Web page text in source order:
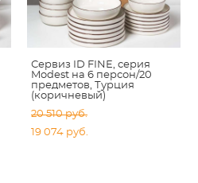
Сервиз ID FINE, серия
Modest на 6 персон/20
предметов, Турция
(коричневый)
20 510 pуб.
19 074 pуб.